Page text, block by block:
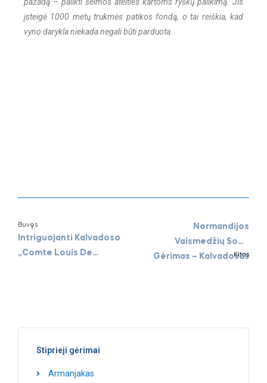
įsteigė 1000 metų trukmės patikos fondą, o tai reiškia, kad
vyno darykla niekada negali būti parduota.
Buvęs
Intriguojanti Kalvadoso
„Comte Louis De
Kitas
Normandijos
Vaismedžių Sodų
Gėrimas – Kalvadosas
Stiprieji gėrimai
Armanjakas